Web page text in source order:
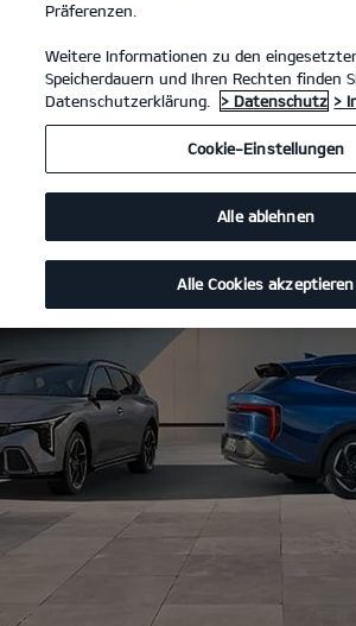
Präferenzen.
Weitere Informationen zu den
Speicherdauern und Ihren Rechten finden
Datenschutzerklärung.
> Datenschutz >
Cookie-Einstellungen
Alle ablehnen
Alle Cookies akzeptieren